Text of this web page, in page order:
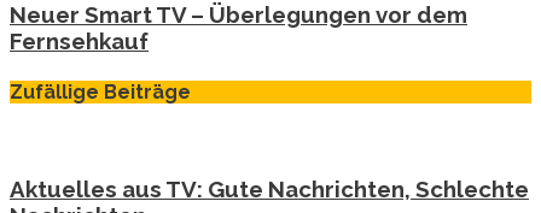
Neuer Smart TV – Überlegungen vor dem
Fernsehkauf
Zufällige Beiträge
Aktuelles aus TV: Gute Nachrichten, Schlechte